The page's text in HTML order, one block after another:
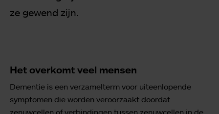
ze gewend zijn.
Het overkomt veel mensen
Dementie is een verzamelterm voor uiteenlopende
symptomen die worden veroorzaakt doordat
zenuwcellen of verbindingen tussen zenuwcellen in de